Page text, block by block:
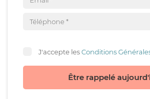
J'accepte lesConditions
Être rappelé